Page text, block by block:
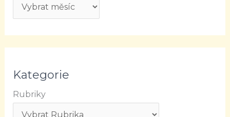
Kategorie
Rubriky